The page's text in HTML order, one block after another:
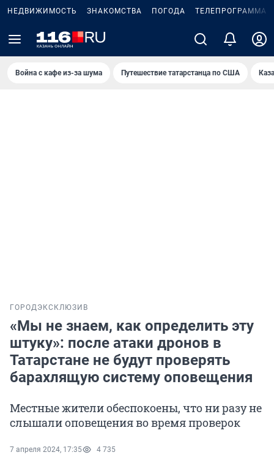
НЕДВИЖИМОСТЬ ЗНАКОМСТВА ПОГОДА ТЕЛЕПРОГРАММА
Война с кафе из-за шума Путешествие татарстанца по США
ГОРОДЭКСКЛЮЗИВ
«Мы не знаем, как определить эту
штуку»: после атаки дронов в
Татарстане не будут проверять
барахлящую систему оповещения
Местные жители обеспокоены, что ни разу не
слышали оповещения во время проверок
7 апреля 2024, 17:35 4 735